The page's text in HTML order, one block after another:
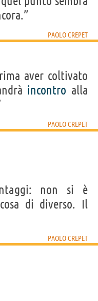
PAOLO CREPET
aver coltivato
incontro alla
PAOLO CREPET
non si è
di diverso. Il
PAOLO CREPET